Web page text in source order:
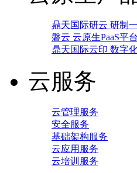
鼎天国际研云 研制
磐云 云原生PaaS平台
鼎天国际云印 数字
云服务
云管理服务
安全服务
基础架构服务
云应用服务
云培训服务